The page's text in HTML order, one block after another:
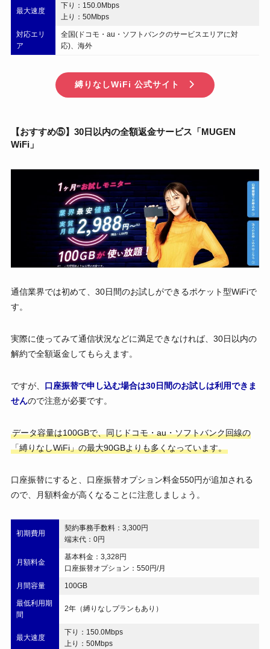
最大速度
下り：150.0Mbps
上り：50Mbps
対応エリ
ア
全国(ドコモ・au・ソフトバンクのサービスエリアに対
応)、海外
縛りなしWiFi 公式サイト
【おすすめ⑤】30日以内の全額返金サービス「MUGEN
WiFi」
通信業界では初めて、30日間のお試しができるポケット型WiFiで
す。
実際に使ってみて通信状況などに満足できなければ、30日以内の
解約で全額返金してもらえます。
ですが、 口座振替で申し込む場合は30日間のお試しは利用できま
せんので注意が必要です。
データ容量は100GBで、同じドコモ・au・ソフトバンク回線の
「縛りなしWiFi」の最大90GBよりも多くなっています。
口座振替にすると、口座振替オプション料金550円が追加される
ので、月額料金が高くなることに注意しましょう。
初期費用
契約事務手数料：3,300円
端末代：0円
月額料金
基本料金：3,328円
口座振替オプション：550円/月
月間容量 100GB
最低利用期
間
2年（縛りなしプランもあり）
最大速度
下り：150.0Mbps
上り：50Mbps